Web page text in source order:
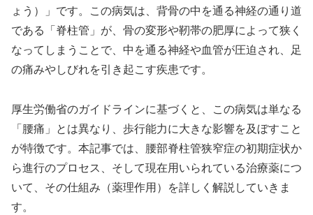
ょう）」です。この病気は、背骨の中を通る神経の通り道
である「脊柱管」が、骨の変形や靭帯の肥厚によって狭く
なってしまうことで、中を通る神経や血管が圧迫され、足
の痛みやしびれを引き起こす疾患です。
厚生労働省のガイドラインに基づくと、この病気は単なる
「腰痛」とは異なり、歩行能力に大きな影響を及ぼすこと
が特徴です。本記事では、腰部脊柱管狭窄症の初期症状か
ら進行のプロセス、そして現在用いられている治療薬につ
いて、その仕組み（薬理作用）を詳しく解説していきま
す。